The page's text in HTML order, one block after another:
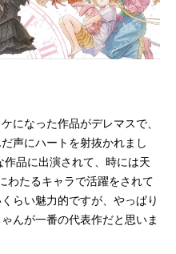
になった作品がデレマスで、
声にハートを射抜かれまし
品に出演されて、時には天
わたるキャラで活躍をされて
らい魅力的ですが、やっぱり
んが一番の代表作だと思いま